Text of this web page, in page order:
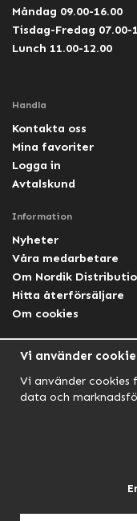
Måndag 09.00-16.00
Tisdag-Fredag 07.00-
Lunch 11.00-12.00
Handla
Kontakta oss
Mina favoriter
Logga in
Avtalskund
Information
Nyheter
Våra medarbetare
Om Nordik
Hitta återförsäljare
Om cookies
Facebook Lightforce
NORDIK
Vi använder
Vi använder cookies
data och